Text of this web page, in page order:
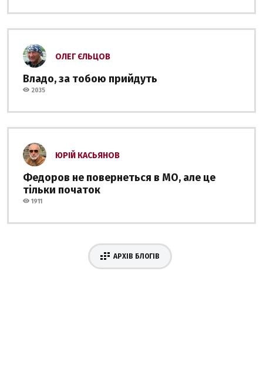
ОЛЕГ ЄЛЬЦОВ
Владо, за тобою прийдуть
2035
ЮРІЙ КАСЬЯНОВ
Федоров не повернеться в МО, але це
тільки початок
1911
АРХІВ БЛОГІВ